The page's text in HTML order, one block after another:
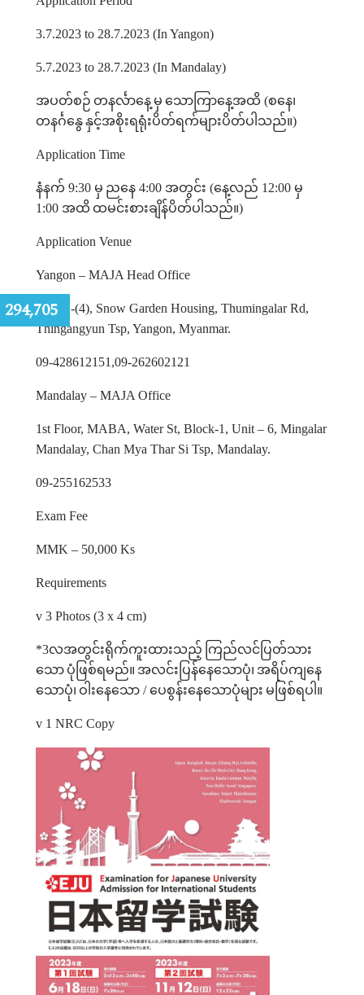
3.7.2023 to 28.7.2023 (In Yangon)
5.7.2023 to 28.7.2023 (In Mandalay)
အပတ်စဉ် တနင်္လာနေ့ မှ သောကြာနေ့အထိ (စနေ၊
တနင်္ဂနွေ နှင့်အစိုးရရုံးပိတ်ရက်များပိတ်ပါသည်။)
Application Time
နံနက် 9:30 မှ ညနေ 4:00 အတွင်း (နေ့လည် 12:00 မှ
1:00 အထိ ထမင်းစားချိန်ပိတ်ပါသည်။)
Application Venue
Yangon – MAJA Head Office
No 2B-(4), Snow Garden Housing, Thumingalar Rd,
Thingangyun Tsp, Yangon, Myanmar.
09-428612151,09-262602121
Mandalay – MAJA Office
1st Floor, MABA, Water St, Block-1, Unit – 6, Mingalar
Mandalay, Chan Mya Thar Si Tsp, Mandalay.
09-255162533
Exam Fee
MMK – 50,000 Ks
Requirements
v 3 Photos (3 x 4 cm)
*3လအတွင်းရိုက်ကူးထားသည့် ကြည်လင်ပြတ်သား
သော ပုံဖြစ်ရမည်။ အလင်းပြန်နေသောပုံ၊ အရိပ်ကျနေ
သောပုံ၊ ဝါးနေသော /ပေစွန်းနေသောပုံများ မဖြစ်ရပါ။
v 1 NRC Copy
294,705